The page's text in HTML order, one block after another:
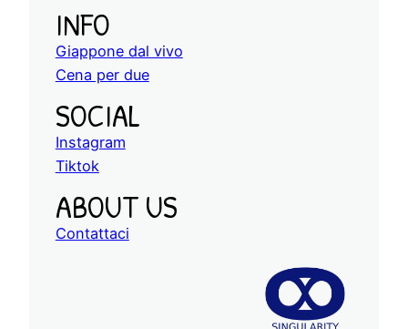
INFO
Giappone dal vivo
Cena per due
SOCIAL
Instagram
Tiktok
ABOUT US
Contattaci